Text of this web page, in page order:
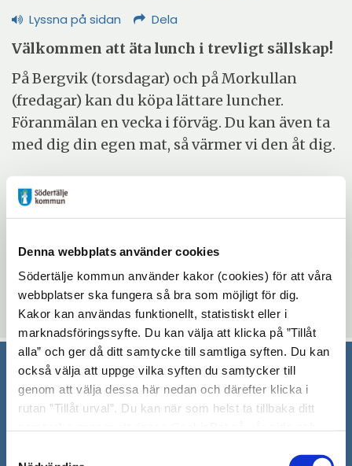
Denna webbplats använder cookies
Södertälje kommun använder kakor (cookies) för att våra
webbplatser ska fungera så bra som möjligt för dig.
Kakor kan användas funktionellt, statistiskt eller i
marknadsföringssyfte. Du kan välja att klicka på ”Tillåt
alla” och ger då ditt samtycke till samtliga syften. Du kan
också välja att uppge vilka syften du samtycker till
genom att välja dessa här nedan och därefter klicka i
rutan ”Tillåt urval”. Du kan när som helst ta tillbaka ditt
Lyssna på sidan Dela
Välkommen att äta lunch i trevligt sällskap!
På Bergvik (torsdagar) och på Morkullan
(fredagar) kan du köpa lättare luncher.
Föranmälan en vecka i förväg. Du kan även ta
med dig din egen mat, så värmer vi den åt dig.
Evenemangsinformation
fredag 4 september 2026 - torsdag 17 december
2026
12:00 - 13:00
Södertälje kommun
Tfn: 08–523 010 00